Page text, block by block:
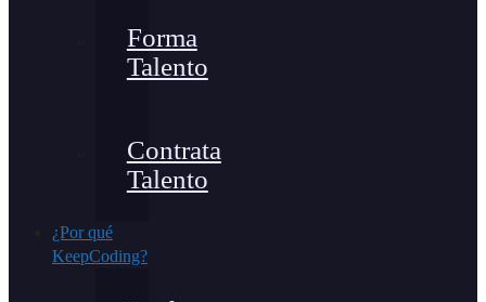
Forma
Talento
Contrata
Talento
¿Por qué
KeepCoding?